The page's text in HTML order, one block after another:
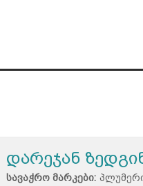
დარეჯან
სავაჭრო მარკები: